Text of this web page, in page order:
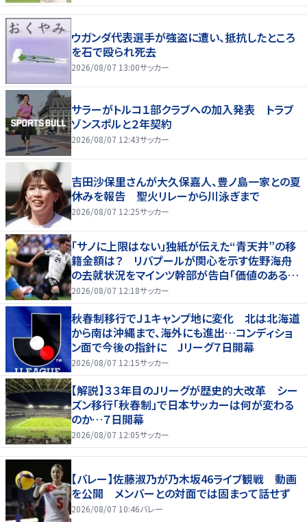
ウガンダ代表選手が強盗に遭い、抵抗したところ
を石で殴られ死去
2026/08/07 13:00サッカー
サラーがトルコ１部クラブへの加入発表 トラブ
ゾンスポルと２年契約
2026/08/07 12:43サッカー
吉田沙保里さんが大久保嘉人、豊ノ島一家との夏
休みを報告 聖火リレーから川泳ぎまで
2026/08/07 12:25サッカー
「サノに上限はない」独紙が伝えた“青天井”の移
籍金額は？ リバプールが関心を示す佐野海舟
の去就状況をマインツ幹部が告白「価値のあるも
のになる」
2026/08/07 12:18サッカー
秋春制移行でＪ１キャンプ地に変化 北は北海道
から南は沖縄まで、海外にも進出…コンディショ
ン面で今後の指針に Jリーグ７日開幕
2026/08/07 12:15サッカー
【解説】３３年目のＪリーグが歴史的大改革 シー
ズン移行「秋春制」で日本サッカーは何が変わる
のか…７日開幕
2026/08/07 12:05サッカー
【バレー】佐藤淑乃が乃木坂46ライブ観戦 動画
を公開 メンバーとの対面では固まって話せず
2026/08/07 10:46バレー